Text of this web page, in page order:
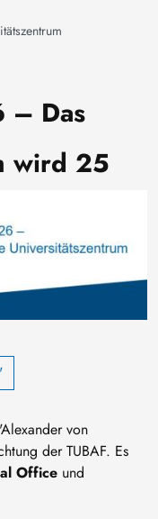
– Das
wird 25
von
der TUBAF. Es
Office und